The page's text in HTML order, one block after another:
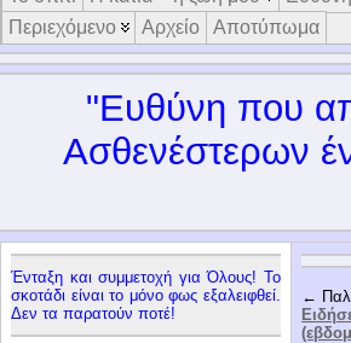
Περιεχόμενο
Αρχείο Αποτύπωμα
"Ευθύνη που
Ασθενέστερων
Ένταξη και συμμετοχή για Όλους! Το
σκοτάδι είναι το μόνο φως εξαλειφθεί.
Δεν τα παρατούν ποτέ!
←